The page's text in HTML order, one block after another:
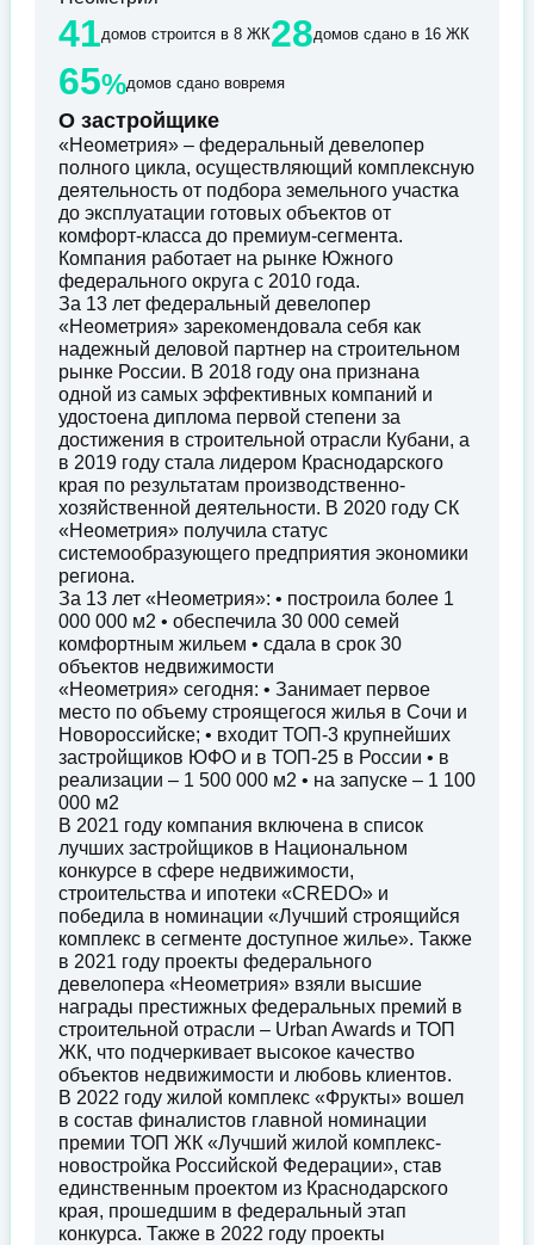
41домов строится в 8 ЖК28домов сдано в 16 ЖК
65%домов сдано вовремя
О застройщике
«Неометрия» – федеральный девелопер
полного цикла, осуществляющий комплексную
деятельность от подбора земельного участка
до эксплуатации готовых объектов от
комфорт-класса до премиум-сегмента.
Компания работает на рынке Южного
федерального округа с 2010 года.
За 13 лет федеральный девелопер
«Неометрия» зарекомендовала себя как
надежный деловой партнер на строительном
рынке России. В 2018 году она признана
одной из самых эффективных компаний и
удостоена диплома первой степени за
достижения в строительной отрасли Кубани, а
в 2019 году стала лидером Краснодарского
края по результатам производственно-
хозяйственной деятельности. В 2020 году СК
«Неометрия» получила статус
системообразующего предприятия экономики
региона.
За 13 лет «Неометрия»: • построила более 1
000 000 м2 • обеспечила 30 000 семей
комфортным жильем • сдала в срок 30
объектов недвижимости
«Неометрия» сегодня: • Занимает первое
место по объему строящегося жилья в Сочи и
Новороссийске; • входит ТОП-3 крупнейших
застройщиков ЮФО и в ТОП-25 в России • в
реализации – 1 500 000 м2 • на запуске – 1 100
000 м2
В 2021 году компания включена в список
лучших застройщиков в Национальном
конкурсе в сфере недвижимости,
строительства и ипотеки «CREDO» и
победила в номинации «Лучший строящийся
комплекс в сегменте доступное жилье». Также
в 2021 году проекты федерального
девелопера «Неометрия» взяли высшие
награды престижных федеральных премий в
строительной отрасли – Urban Awards и ТОП
ЖК, что подчеркивает высокое качество
объектов недвижимости и любовь клиентов.
В 2022 году жилой комплекс «Фрукты» вошел
в состав финалистов главной номинации
премии ТОП ЖК «Лучший жилой комплекс-
новостройка Российской Федерации», став
единственным проектом из Краснодарского
края, прошедшим в федеральный этап
конкурса. Также в 2022 году проекты